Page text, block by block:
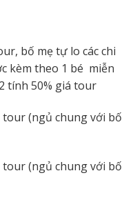
bố mẹ tự lo các chi
kèm theo 1 bé miễn
tính 50% giá tour
tour (ngủ chung với bố
tour (ngủ chung với bố